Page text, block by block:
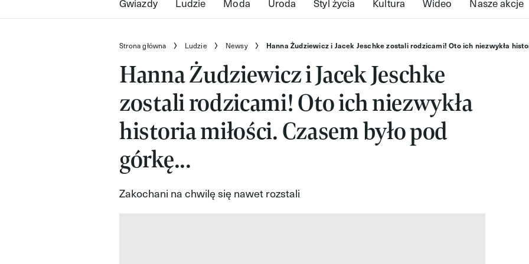
Strona główna Ludzie Newsy Hanna Żudziewicz i Jacek Jeschke zostali rodzicami! Oto ich niezwykła
Hanna Żudziewicz i Jacek Jeschke
zostali rodzicami! Oto ich niezwykła
historia miłości. Czasem było pod
górkę...
Zakochani na chwilę się nawet rozstali